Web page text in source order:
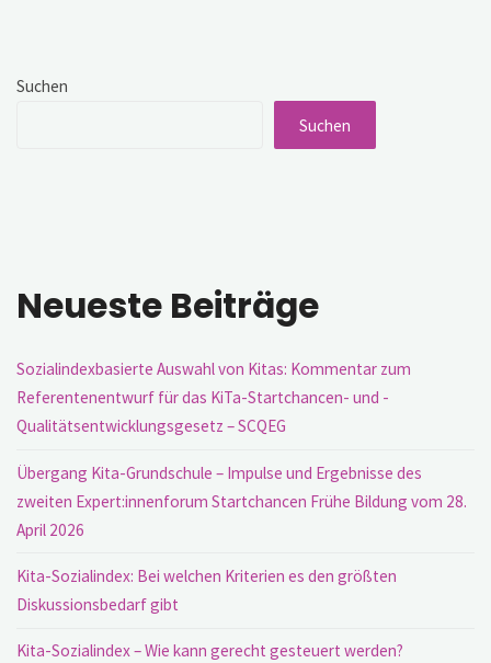
Suchen
Suchen
Neueste Beiträge
Sozialindexbasierte Auswahl von Kitas: Kommentar zum
Referentenentwurf für das KiTa-Startchancen- und -
Qualitätsentwicklungsgesetz – SCQEG
Übergang Kita-Grundschule – Impulse und Ergebnisse des
zweiten Expert:innenforum Startchancen Frühe Bildung vom 28.
April 2026
Kita-Sozialindex: Bei welchen Kriterien es den größten
Diskussionsbedarf gibt
Kita-Sozialindex – Wie kann gerecht gesteuert werden?